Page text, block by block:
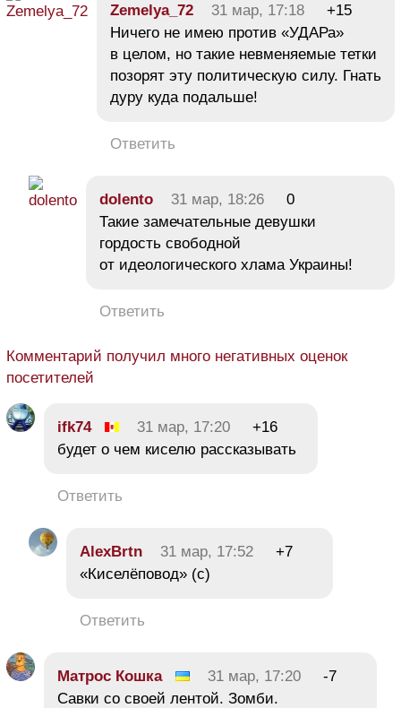
Zemelya_72 31 мар, 17:18
+15
Ничего не имею против «УДАРа»
в целом, но такие невменяемые тетки
позорят эту политическую силу. Гнать
дуру куда подальше!
Ответить
dolento 31 мар, 18:26
0
Такие замечательные девушки
гордость свободной
от идеологического хлама Украины!
Ответить
Комментарий получил много негативных оценок
посетителей
ifk74 31 мар, 17:20
+16
будет о чем киселю рассказывать
Ответить
AlexBrtn 31 мар, 17:52
+7
«Киселёповод» (с)
Ответить
Матрос Кошка 31 мар, 17:20
-7
Савки со своей лентой. Зомби.